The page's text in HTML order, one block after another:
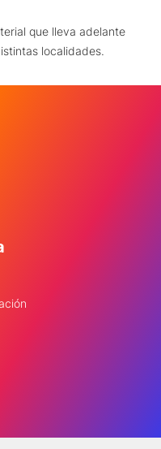
que lleva adelante
localidades.